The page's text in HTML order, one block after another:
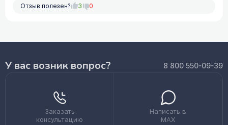
Отзыв полезен? 3 0
У вас возник вопрос? 8 800 550-09-39
Заказать
консультацию
Написать в
MAX